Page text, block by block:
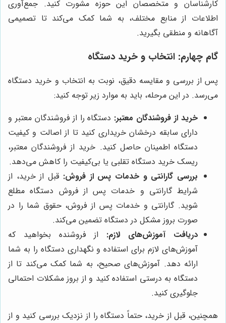
کارشناسان و متخصصان این حوزه مشورت کنید. جمع‌آوری
اطلاعات از منابع مختلف، به شما کمک می‌کند تا تصمیمی
آگاهانه و منطقی بگیرید.
گام چهارم: انتخاب و خرید دستگاه
پس از بررسی و مقایسه دقیق، نوبت به انتخاب و خرید دستگاه
می‌رسد. در این مرحله، باید به موارد زیر توجه کنید:
خرید از فروشندگان معتبر: دستگاه را از فروشندگان معتبر و
دارای سابقه درخشان خریداری کنید تا از اصالت و کیفیت
دستگاه اطمینان حاصل کنید. خرید از فروشندگان معتبر،
ریسک خرید دستگاه تقلبی یا بی‌کیفیت را کاهش می‌دهد.
بررسی گارانتی و خدمات پس از فروش: قبل از خرید، از
شرایط گارانتی و خدمات پس از فروش دستگاه مطلع
شوید. گارانتی و خدمات پس از فروش، حقوق شما را در
صورت بروز مشکل در دستگاه تضمین می‌کند.
دریافت آموزش‌های لازم: از فروشنده بخواهید که
آموزش‌های لازم برای استفاده و نگهداری دستگاه را به شما
ارائه دهد. آموزش‌های صحیح، به شما کمک می‌کند تا از
دستگاه به درستی استفاده کنید و از بروز مشکلات احتمالی
جلوگیری کنید.
همچنین، قبل از خرید، حتماً دستگاه را از نزدیک بررسی کنید و از